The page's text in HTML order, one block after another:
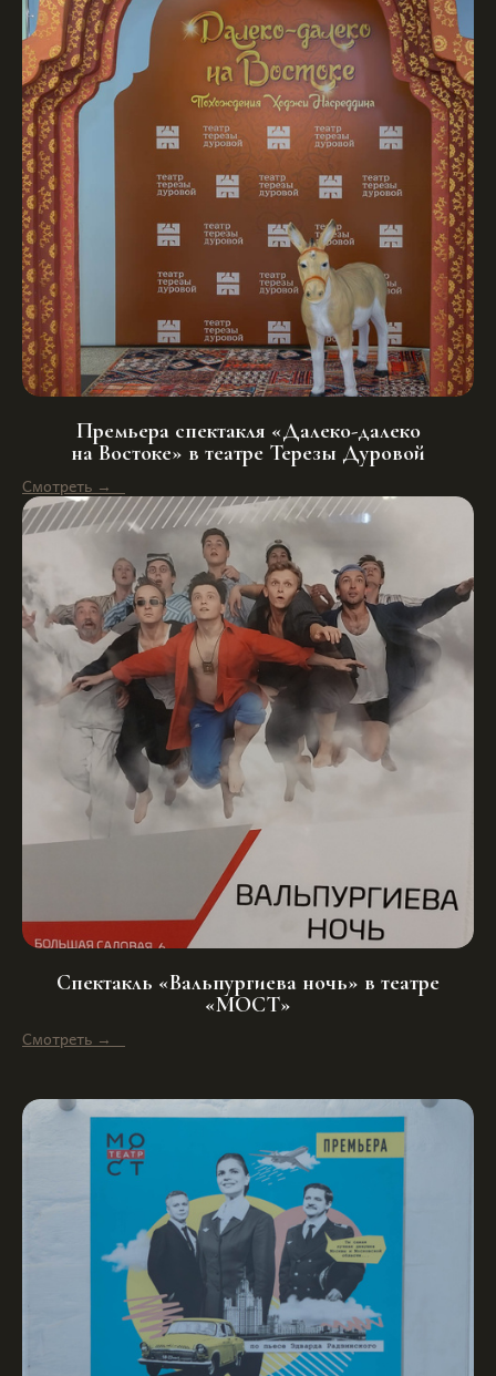
Премьера спектакля «Далеко-далеко
на Востоке» в театре Терезы Дуровой
Смотреть →
Спектакль «Вальпургиева ночь» в театре
«МОСТ»
Смотреть →